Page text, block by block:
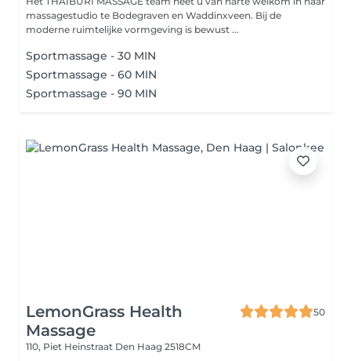
massagestudio te Bodegraven en Waddinxveen. Bij de
moderne ruimtelijke vormgeving is bewust ...
Sportmassage - 30 MIN
Sportmassage - 60 MIN
Sportmassage - 90 MIN
LemonGrass Health
Massage
50
110, Piet Heinstraat Den Haag 2518CM